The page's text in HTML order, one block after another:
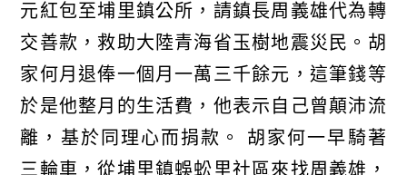
元紅包至埔里鎮公所，請鎮長周義雄代為轉
交善款，救助大陸青海省玉樹地震災民。胡
家何月退俸一個月一萬三千餘元，這筆錢等
於是他整月的生活費，他表示自己曾顛沛流
離，基於同理心而捐款。 胡家何一早騎著
三輪車，從埔里鎮蜈蚣里社區來找周義雄，